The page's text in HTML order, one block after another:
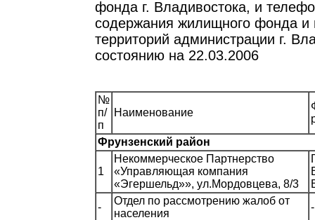
фонда г. Владивостока, и
содержания жилищного фонда и
территорий администрации г.
состоянию на 22.03.2006
№
п/
п
Наименование
Фрунзенский район
1
Некоммерческое Партнерство
«Управляющая компания
«Эгершельд»», ул.Мордовцева, 8/3
-
Отдел по рассмотрению жалоб от
населения
-